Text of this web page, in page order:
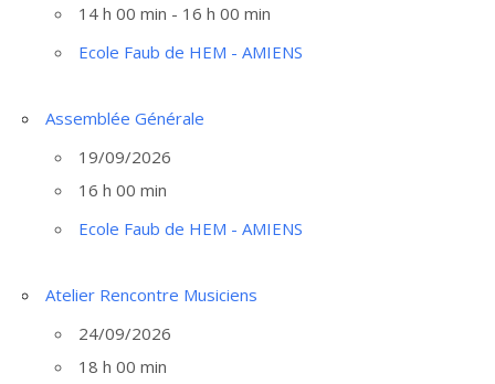
14 h 00 min - 16 h 00 min
Ecole Faub de HEM - AMIENS
Assemblée Générale
19/09/2026
16 h 00 min
Ecole Faub de HEM - AMIENS
Atelier Rencontre Musiciens
24/09/2026
18 h 00 min